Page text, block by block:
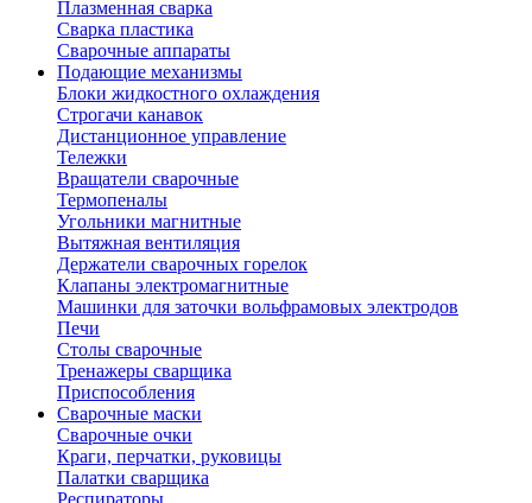
Плазменная сварка
Сварка пластика
Сварочные аппараты
Подающие механизмы
Блоки жидкостного охлаждения
Строгачи канавок
Дистанционное управление
Тележки
Вращатели сварочные
Термопеналы
Угольники магнитные
Вытяжная вентиляция
Держатели сварочных горелок
Клапаны электромагнитные
Машинки для заточки вольфрамовых электродов
Печи
Столы сварочные
Тренажеры сварщика
Приспособления
Сварочные маски
Сварочные очки
Краги, перчатки, руковицы
Палатки сварщика
Респираторы